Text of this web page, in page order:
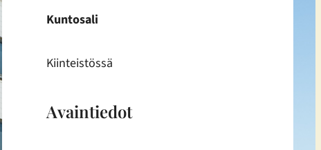
Kuntosali
Kiinteistössä
Avaintiedot